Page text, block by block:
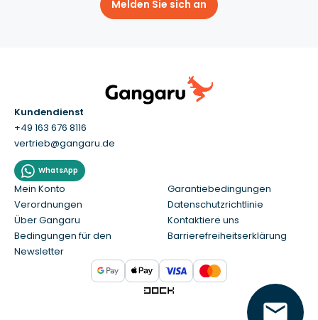
Melden Sie sich an
Kundendienst
+49 163 676 8116
vertrieb@gangaru.de
WhatsApp
Mein Konto
Garantiebedingungen
Verordnungen
Datenschutzrichtlinie
Über Gangaru
Kontaktiere uns
Bedingungen für den
Newsletter
Barrierefreiheitserklärung
